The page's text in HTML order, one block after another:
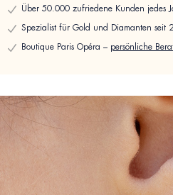
Über 50.000 zufriedene Kunden jedes
Spezialist für Gold und Diamanten seit
Boutique Paris Opéra – persönliche